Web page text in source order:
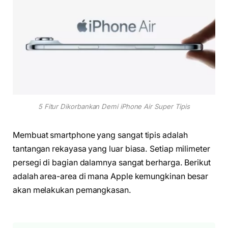
5 Fitur Dikorbankan Demi iPhone Air Super Tipis
Membuat smartphone yang sangat tipis adalah
tantangan rekayasa yang luar biasa. Setiap milimeter
persegi di bagian dalamnya sangat berharga. Berikut
adalah area-area di mana Apple kemungkinan besar
akan melakukan pemangkasan.